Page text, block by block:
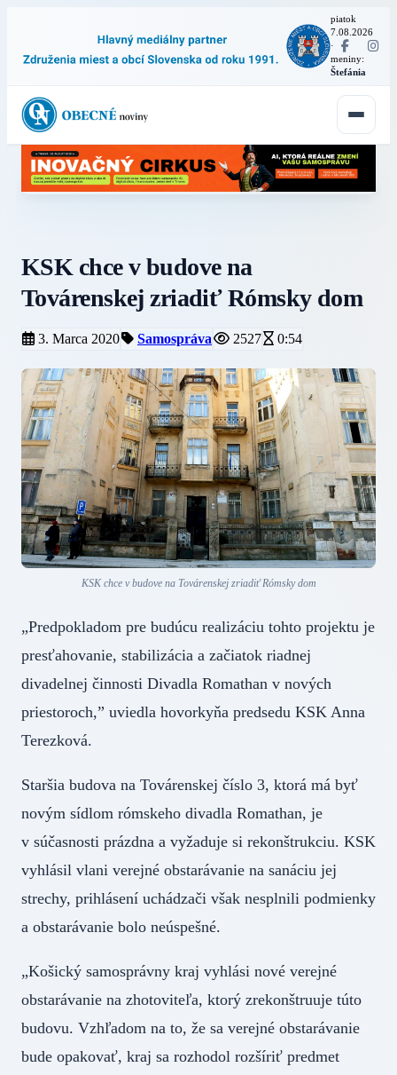
piatok
7.08.2026
·
meniny:
Štefánia
KSK chce v budove na
Továrenskej zriadiť Rómsky dom
3. Marca 2020 Samospráva 2527 0:54
KSK chce v budove na Továrenskej zriadiť Rómsky dom
„Predpokladom pre budúcu realizáciu tohto projektu je
presťahovanie, stabilizácia a začiatok riadnej
divadelnej činnosti Divadla Romathan v nových
priestoroch,” uviedla hovorkyňa predsedu KSK Anna
Terezková.
Staršia budova na Továrenskej číslo 3, ktorá má byť
novým sídlom rómskeho divadla Romathan, je
v súčasnosti prázdna a vyžaduje si rekonštrukciu. KSK
vyhlásil vlani verejné obstarávanie na sanáciu jej
strechy, prihlásení uchádzači však nesplnili podmienky
a obstarávanie bolo neúspešné.
„Košický samosprávny kraj vyhlási nové verejné
obstarávanie na zhotoviteľa, ktorý zrekonštruuje túto
budovu. Vzhľadom na to, že sa verejné obstarávanie
bude opakovať, kraj sa rozhodol rozšíriť predmet